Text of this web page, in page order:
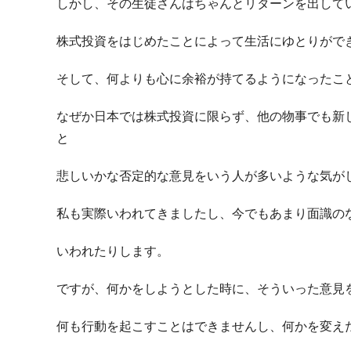
しかし、その生徒さんはちゃんとリターンを出して
株式投資をはじめたことによって生活にゆとりがで
そして、何よりも心に余裕が持てるようになった
なぜか日本では株式投資に限らず、他の物事でも
と
悲しいかな否定的な意見をいう人が多いような気が
私も実際いわれてきましたし、今でもあまり面識
いわれたりします。
ですが、何かをしようとした時に、そういった意見
何も行動を起こすことはできませんし、何かを変え